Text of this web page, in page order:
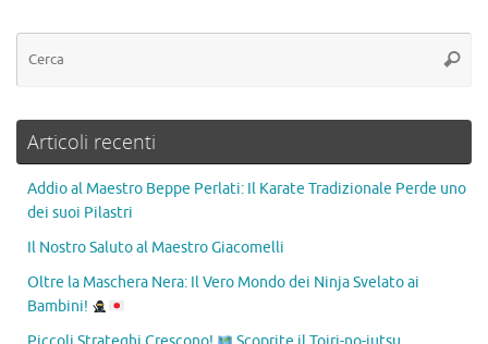
o d m di
Articoli recenti
Addio al Maestro Beppe Perlati: Il Karate Tradizionale Perde uno
dei suoi Pilastri
Il Nostro Saluto al Maestro Giacomelli
Oltre la Maschera Nera: Il Vero Mondo dei Ninja Svelato ai
Bambini!